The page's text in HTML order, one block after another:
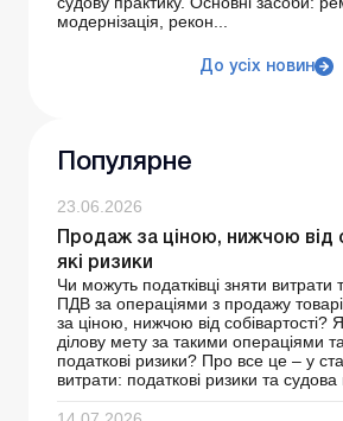
модернізація, рекон...
До усіх новин
Популярне
23.06.2026
Продаж за ціною, нижчою від
які ризики
Чи можуть податківці зняти витрати
ПДВ за операціями з продажу
за ціною, нижчою від собівартості?
ділову мету за такими операціями та
податкові ризики? Про все це – у
витрати: податкові ризики та судова